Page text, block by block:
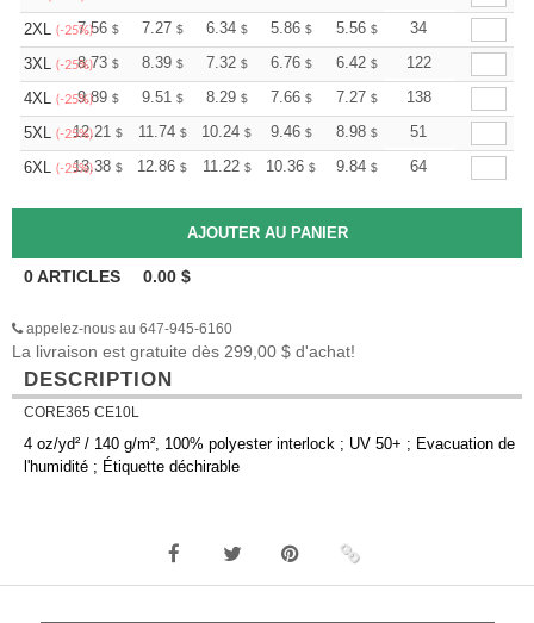
2XL (-25%)7.56 $ 7.27 $ 6.34 $ 5.86 $ 5.56 $ 5.47
34
3XL (-25%)8.73 $ 8.39 $ 7.32 $ 6.76 $ 6.42 $ 6.31
122
4XL (-25%)9.89 $ 9.51 $ 8.29 $ 7.66 $ 7.27 $ 7.15
138
5XL (-25%)12.21 $ 11.74 $ 10.24 $ 9.46 $ 8.98 $ 8.83
51
6XL (-25%)13.38 $ 12.86 $ 11.22 $ 10.36 $ 9.84 $ 9.67
64
0ARTICLES 0.00 $
appelez-nous au 647-945-6160
La livraison est gratuite dès 299,00 $ d'achat!
DESCRIPTION
CORE365 CE10L
4 oz/yd² / 140 g/m², 100% polyester interlock ; UV 50+ ; Evacuation de
l'humidité ; Étiquette déchirable